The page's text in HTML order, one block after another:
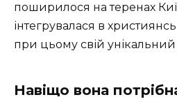
поширилося на теренах
інтегрувалася в
при цьому свій унікальний
Навіщо вона